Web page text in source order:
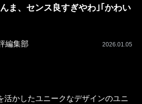
ま、センス良すぎやわ｣｢かわい
編集部 2026.01.05
活かしたユニークなデザインのユニ